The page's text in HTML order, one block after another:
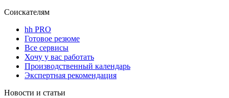
Соискателям
hh PRO
Готовое резюме
Все сервисы
Хочу у вас работать
Производственный календарь
Экспертная рекомендация
Новости и статьи